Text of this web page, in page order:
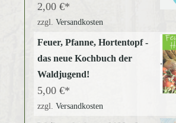
2,00 €
zzgl. Versandkosten
Feuer, Pfanne, Hortentopf -
das neue Kochbuch der
Waldjugend!
5,00 €
zzgl. Versandkosten